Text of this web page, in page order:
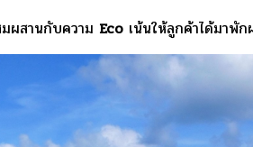
ผสานกับความ Eco เน้นให้ลูกค้าได้มาพั